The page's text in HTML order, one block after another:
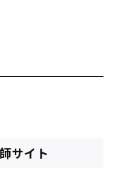
サイト